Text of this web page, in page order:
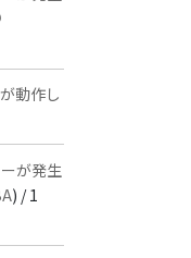
動作し
が発生
) /1